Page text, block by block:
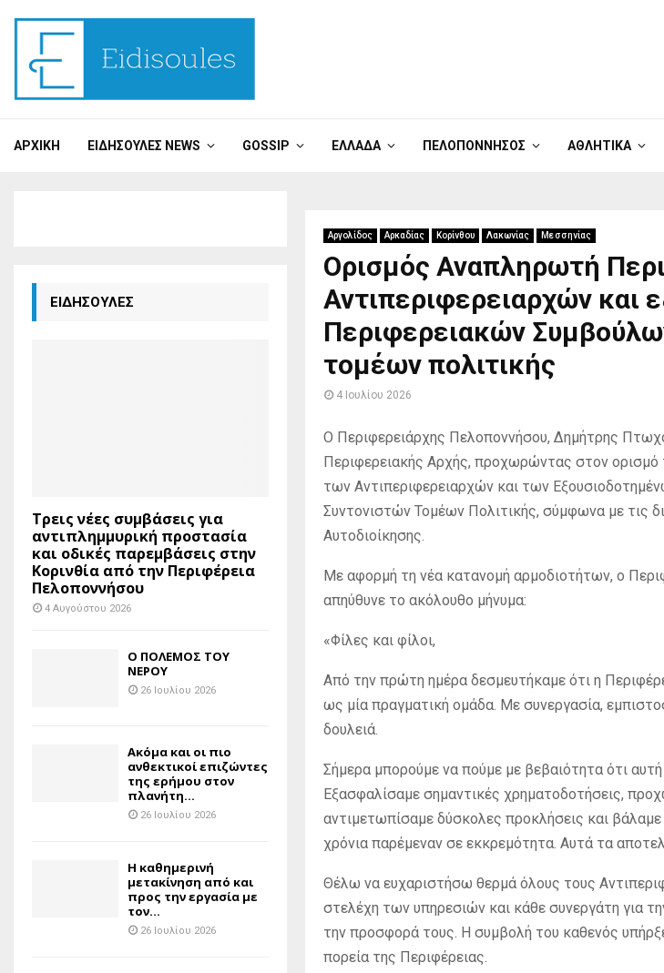
ΑΡΧΙΚΉ ΕΙΔΗΣΟΎΛΕΣ NEWS GOSSIP ΕΛΛΆΔΑ ΠΕΛΟΠΌΝΝΗΣΟΣ ΑΘΛΗΤΙΚΆ
Αργολίδος Αρκαδίας Κορίνθου Λακωνίας Μεσσηνίας
Ορισμός Αναπληρωτή
Αντιπεριφερειαρχών και
Περιφερειακών
τομέων πολιτικής
4 Ιουλίου 2026
Ο Περιφερειάρχης Πελοποννήσου, Δημήτρης
Περιφερειακής Αρχής, προχωρώντας στον
των Αντιπεριφερειαρχών και των
Συντονιστών Τομέων Πολιτικής, σύμφωνα με τις
Αυτοδιοίκησης.
Με αφορμή τη νέα κατανομή αρμοδιοτήτων, ο
απηύθυνε το ακόλουθο μήνυμα:
«Φίλες και φίλοι,
Από την πρώτη ημέρα δεσμευτήκαμε ότι η
ως μία πραγματική ομάδα. Με συνεργασία,
δουλειά.
Σήμερα μπορούμε να πούμε με βεβαιότητα ότι αυτή
Εξασφαλίσαμε σημαντικές χρηματοδοτήσεις,
αντιμετωπίσαμε δύσκολες προκλήσεις και
χρόνια παρέμεναν σε εκκρεμότητα. Αυτά τα
Θέλω να ευχαριστήσω θερμά όλους τους
στελέχη των υπηρεσιών και κάθε συνεργάτη για
την προσφορά τους. Η συμβολή του καθενός
πορεία της Περιφέρειας.
ΕΙΔΗΣΟΥΛΕΣ
Τρεις νέες συμβάσεις για
αντιπλημμυρική προστασία
και οδικές παρεμβάσεις στην
Κορινθία από την Περιφέρεια
Πελοποννήσου
4 Αυγούστου 2026
Ο ΠΟΛΕΜΟΣ ΤΟΥ
ΝΕΡΟΥ
26 Ιουλίου 2026
Ακόμα και οι πιο
ανθεκτικοί επιζώντες
της ερήμου στον
πλανήτη...
26 Ιουλίου 2026
H καθημερινή
μετακίνηση από και
προς την εργασία με
τον...
26 Ιουλίου 2026